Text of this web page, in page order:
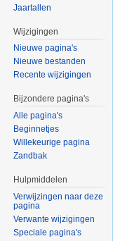
Jaartallen
Wijzigingen
Nieuwe pagina's
Nieuwe bestanden
Recente wijzigingen
Bijzondere pagina's
Alle pagina's
Beginnetjes
Willekeurige pagina
Zandbak
Hulpmiddelen
Verwijzingen naar deze
pagina
Verwante wijzigingen
Speciale pagina's